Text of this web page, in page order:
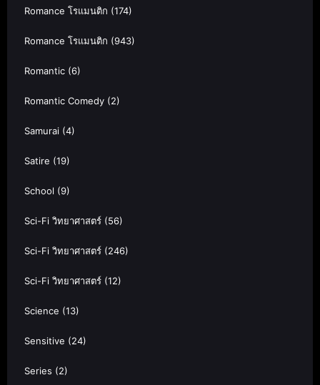
Romance โรแมนติก (174)
Romance โรแมนติก (943)
Romantic (6)
Romantic Comedy (2)
Samurai (4)
Satire (19)
School (9)
Sci-Fi วิทยาศาสตร์ (56)
Sci-Fi วิทยาศาสตร์ (246)
Sci-Fi วิทยาศาสตร์ (12)
Science (13)
Sensitive (24)
Series (2)